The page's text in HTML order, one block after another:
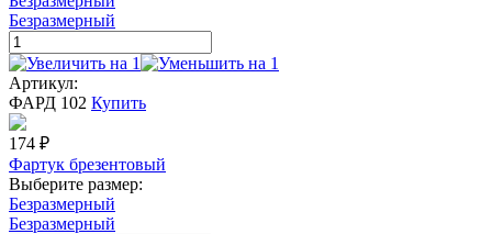
Безразмерный
Артикул:
ФАРД 102 Купить
174 ₽
Фартук брезентовый
Выберите размер:
Безразмерный
Безразмерный